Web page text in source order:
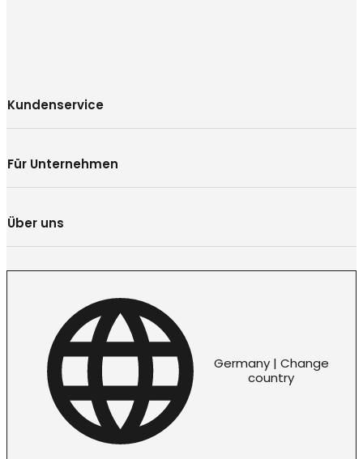
Kundenservice
Für Unternehmen
Über uns
Germany | Change
country